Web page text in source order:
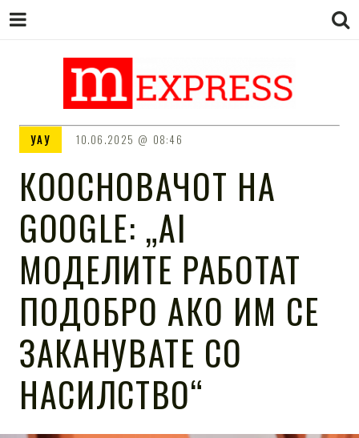
M EXPRESS
УАУ 10.06.2025 08:46
КООСНОВАЧОТ НА
GOOGLE: „AI
МОДЕЛИТЕ РАБОТАТ
ПОДОБРО АКО ИМ СЕ
ЗАКАНУВАТЕ СО
НАСИЛСТВО“